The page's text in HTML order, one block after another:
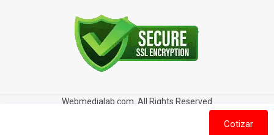
Webmedialab.com. All Rights Reserved
Política de privacidad
Política de Cookies
Cotizar